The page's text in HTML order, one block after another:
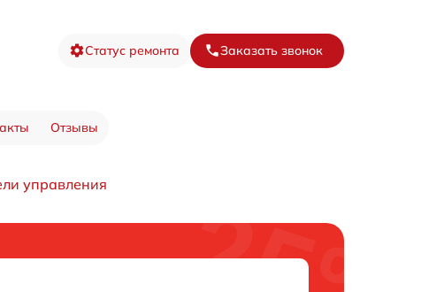
Статус ремонта Заказать звонок
Отзывы
управления